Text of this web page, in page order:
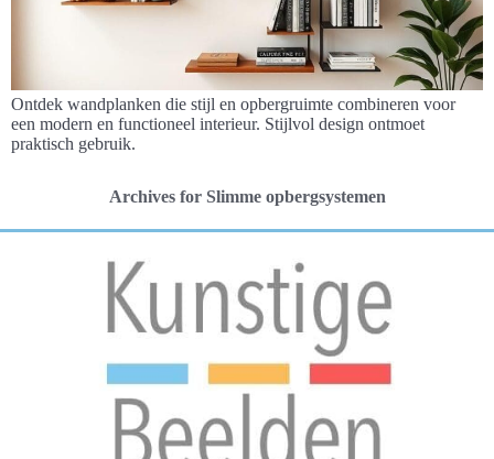
Ontdek wandplanken die stijl en opbergruimte combineren voor
een modern en functioneel interieur. Stijlvol design ontmoet
praktisch gebruik.
Archives for Slimme opbergsystemen